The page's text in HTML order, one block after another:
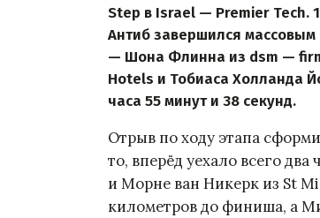
Step в Israel — Premier Tech.
Антиб завершился
— Шона Флинна из dsm —
Hotels и Тобиаса Холланда
часа 55 минут и 38 секунд.
Отрыв по ходу этапа
то, вперёд уехало всего
и Морне ван Никерк из St
километров до финиша, а